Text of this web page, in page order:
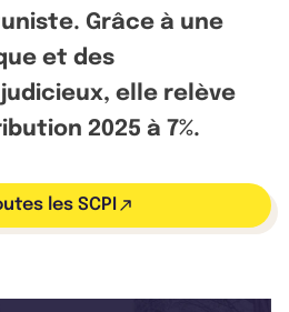
Grâce à une
et des
elle relève
2025 à 7%.
les SCPI